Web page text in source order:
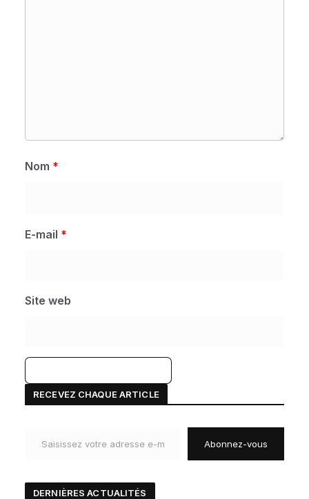
Nom *
E-mail *
Site web
RECEVEZ CHAQUE ARTICLE
Abonnez-vous
DERNIÈRES ACTUALITÉS